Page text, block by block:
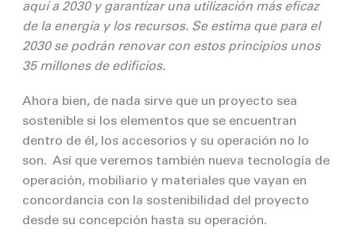
aquí a 2030 y garantizar una utilización más eficaz
de la energía y los recursos. Se estima que para el
2030 se podrán renovar con estos principios unos
35 millones de edificios.
Ahora bien, de nada sirve que un proyecto sea
sostenible si los elementos que se encuentran
dentro de él, los accesorios y su operación no lo
son. Así que veremos también nueva tecnología de
operación, mobiliario y materiales que vayan en
concordancia con la sostenibilidad del proyecto
desde su concepción hasta su operación.